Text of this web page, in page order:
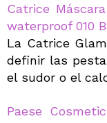
Catrice
waterproof 010
La Catrice
definir las
el sudor o el
Paese